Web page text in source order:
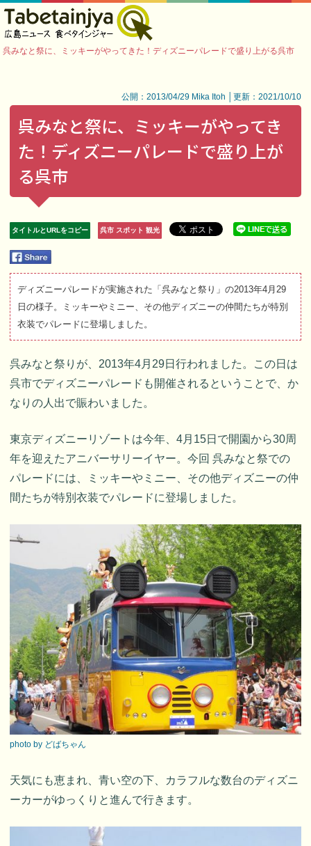
呉みなと祭に、ミッキーがやってきた！ディズニーパレードで盛り上がる呉市
公開：2013/04/29 Mika Itoh │更新：2021/10/10
呉みなと祭に、ミッキーがやってき
た！ディズニーパレードで盛り上が
る呉市
タイトルとURLをコピー 呉市 スポット 観光
ディズニーパレードが実施された「呉みなと祭り」の2013年4月29
日の様子。ミッキーやミニー、その他ディズニーの仲間たちが特別
衣装でパレードに登場しました。
呉みなと祭りが、2013年4月29日行われました。この日は
呉市でディズニーパレードも開催されるということで、か
なりの人出で賑わいました。
東京ディズニーリゾートは今年、4月15日で開園から30周
年を迎えたアニバーサリーイヤー。今回 呉みなと祭での
パレードには、ミッキーやミニー、その他ディズニーの仲
間たちが特別衣装でパレードに登場しました。
photo by どばちゃん
天気にも恵まれ、青い空の下、カラフルな数台のディズニ
ーカーがゆっくりと進んで行きます。